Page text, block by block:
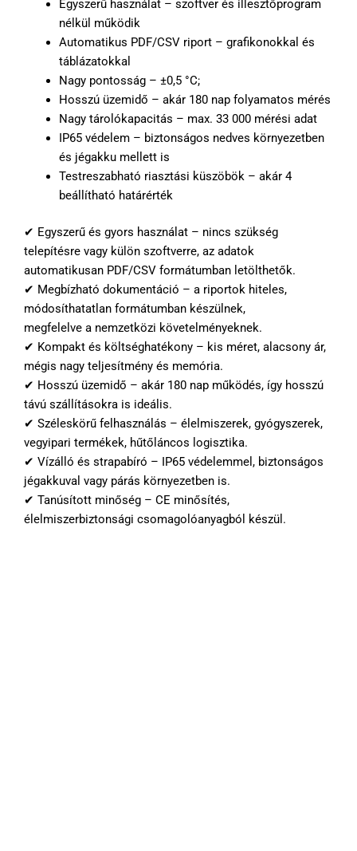
Egyszerű használat – szoftver és illesztőprogram
nélkül működik
Automatikus PDF/CSV riport – grafikonokkal és
táblázatokkal
Nagy pontosság – ±0,5 °C;
Hosszú üzemidő – akár 180 nap folyamatos mérés
Nagy tárolókapacitás – max. 33 000 mérési adat
IP65 védelem – biztonságos nedves környezetben
és jégakku mellett is
Testreszabható riasztási küszöbök – akár 4
beállítható határérték
✔ Egyszerű és gyors használat – nincs szükség
telepítésre vagy külön szoftverre, az adatok
automatikusan PDF/CSV formátumban letölthetők.
✔ Megbízható dokumentáció – a riportok hiteles,
módosíthatatlan formátumban készülnek,
megfelelve a nemzetközi követelményeknek.
✔ Kompakt és költséghatékony – kis méret, alacsony ár,
mégis nagy teljesítmény és memória.
✔ Hosszú üzemidő – akár 180 nap működés, így hosszú
távú szállításokra is ideális.
✔ Széleskörű felhasználás – élelmiszerek, gyógyszerek,
vegyipari termékek, hűtőláncos logisztika.
✔ Vízálló és strapabíró – IP65 védelemmel, biztonságos
jégakkuval vagy párás környezetben is.
✔ Tanúsított minőség – CE minősítés,
élelmiszerbiztonsági csomagolóanyagból készül.